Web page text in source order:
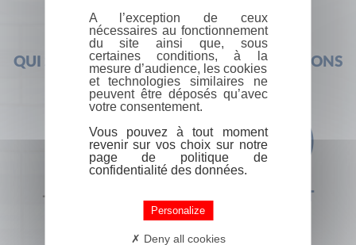
QUI SOMMES-NOUS ? FOIRE AUX QUESTIONS
+33 (0) 1 44 41 29 19 CONTACT
A l’exception de ceux
nécessaires au fonctionnement
du site ainsi que, sous
certaines conditions, à la
mesure d’audience, les cookies
et technologies similaires ne
peuvent être déposés qu’avec
votre consentement.
Vous pouvez à tout moment
revenir sur vos choix sur notre
page de politique de
confidentialité des données.
Personalize
Deny all cookies